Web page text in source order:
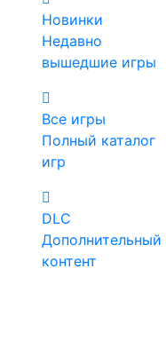
Новинки
Недавно
вышедшие игры
Все игры
Полный каталог
игр
DLC
Дополнительный
контент
знать нужные
что ресурсы со
Но есть
нужен
кто-то в
полезный
2